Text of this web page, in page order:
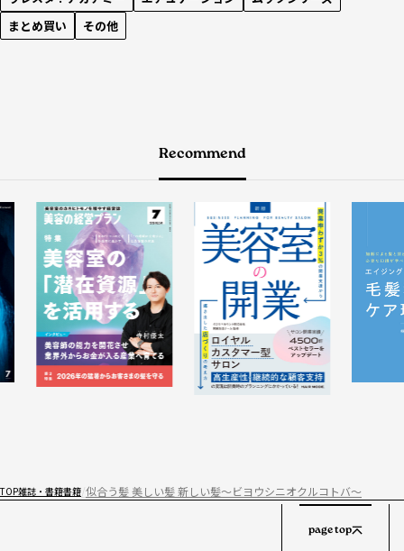
まとめ買い
その他
Recommend
TOP雑誌・書籍書籍 似合う髪 美しい髪 新しい髪～ビヨウシニオクルコトバ～
page top